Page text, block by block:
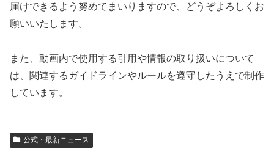
届けできるよう努めてまいりますので、どうぞよろしくお
願いいたします。
また、動画内で使用する引用や情報の取り扱いについて
は、関連するガイドラインやルールを遵守したうえで制作
しています。
公式・最新ニュース